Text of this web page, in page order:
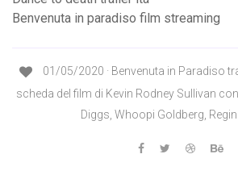
Benvenuta in paradiso film streaming
01/05/2020 · Benvenuta in Paradiso
scheda del film di Kevin Rodney Sullivan
Diggs, Whoopi Goldberg,